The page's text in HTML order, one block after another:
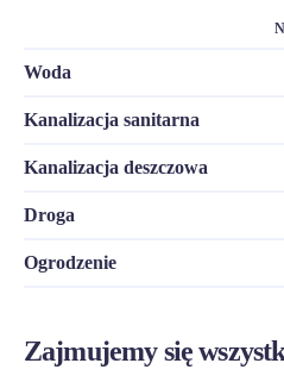
Woda
Kanalizacja sanitarna
Kanalizacja deszczowa
Droga
Ogrodzenie
Zajmujemy się